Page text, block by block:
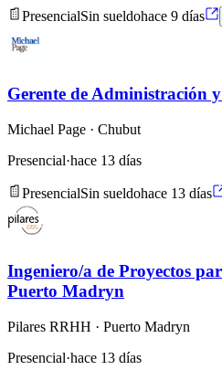
PresencialSin sueldohace 9 días
Gerente de Administración
Michael Page · Chubut
Presencial·hace 13 días
PresencialSin sueldohace 13 días
Ingeniero/a de Proyectos
Puerto Madryn
Pilares RRHH · Puerto Madryn
Presencial·hace 13 días